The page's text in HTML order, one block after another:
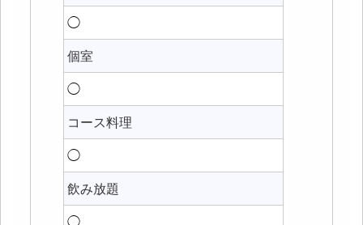
◯
個室
◯
コース料理
◯
飲み放題